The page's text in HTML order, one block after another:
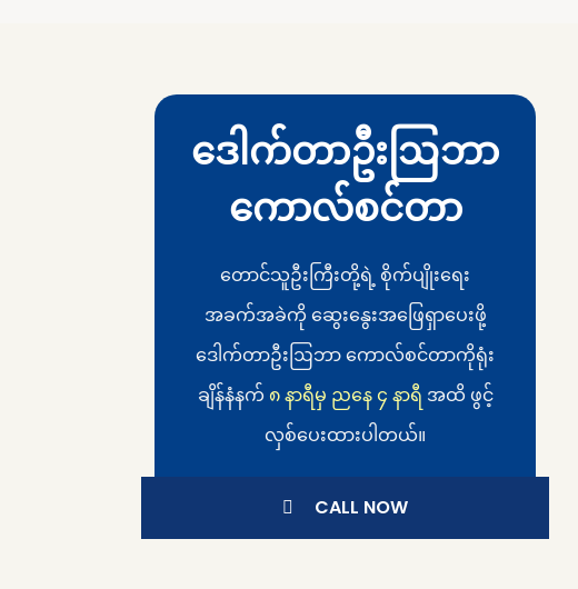
ဒေါက်တာဦးဩဘာ
ကောလ်စင်တာ
တောင်သူဦးကြီးတို့ရဲ့ စိုက်ပျိုးရေး
အခက်အခဲကို ဆွေးနွေးအဖြေရှာပေးဖို့
ဒေါက်တာဦးဩဘာ ကောလ်စင်တာကိုရုံး
ချိန်နံနက် ၈ နာရီမှ ညနေ ၄ နာရီ အထိ ဖွင့်
လှစ်ပေးထားပါတယ်။
CALL NOW